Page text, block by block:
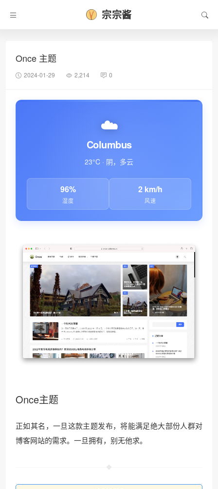
宗宗酱
Once 主题
2024-01-29 2,214 0
☁️
Columbus
23°C · 阴，多云
96%
湿度
2 km/h
风速
Once主题
正如其名，一旦这款主题发布，将能满足绝大部份人群对
博客网站的需求。一旦拥有，别无他求。